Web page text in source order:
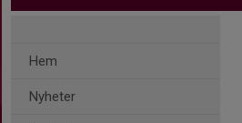
Hem
Nyheter